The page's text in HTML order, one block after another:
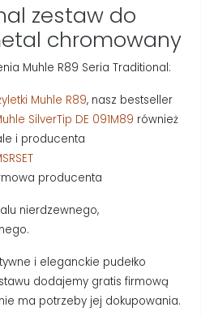
zestaw do
chromowany
Muhle R89 Seria Traditional:
Muhle R89, nasz bestseller
SilverTip DE 091M89 również
i producenta
producenta
nierdzewnego,
i eleganckie pudełko
dodajemy gratis firmową
ma potrzeby jej dokupowania.